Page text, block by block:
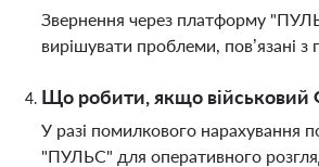
Звернення через платформу
вирішувати проблеми, пов’язані
Що робити, якщо
У разі помилкового нарахування
"ПУЛЬС" для оперативного